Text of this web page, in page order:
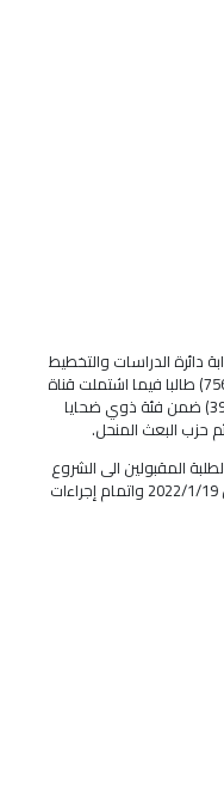
الدراسات والتخطيط
والمتابعة (www.dirasat-gate.org) قبول (756) طالبا فيما اشتملت قناة
الشهداء على (46) طالبا مقبولا منهم (39) ضمن فئة ذوي ضحايا
المقبولين الى الشروع
بالتسجيل اعتبارا من يوم غد الاربعاء الموافق 2022/1/19 واتمام إجراءات